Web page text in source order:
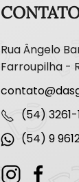
Rua Ângelo
Farroupilha -
(54) 3261-
(54) 9